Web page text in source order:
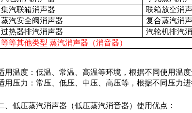
集汽联箱消声器
联箱放空消
蒸汽安全阀消声器
复合蒸汽消
过热器排汽消声器
汽轮机排汽
等等其他类型 蒸汽消声器（消音器）
用温度： 低温、常温、高温等环境，根据不同使用温度
用压力： 常压、低压、中压、高压等，根据不同压力进
、低压蒸汽消声器（低压蒸汽消音器）使用优点：